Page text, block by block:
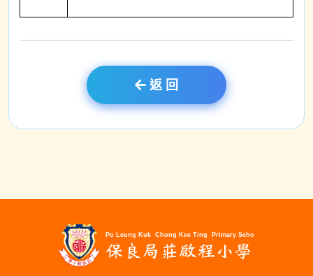
返 回